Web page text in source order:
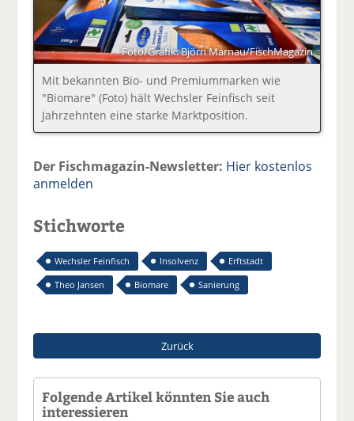
Foto/Grafik: Björn Marnau/FischMagazin
Mit bekannten Bio- und Premiummarken wie
"Biomare" (Foto) hält Wechsler Feinfisch seit
Jahrzehnten eine starke Marktposition.
Der Fischmagazin-Newsletter: Hier kostenlos
anmelden
Stichworte
Wechsler Feinfisch Insolvenz
Erftstadt
Theo Jansen
Biomare Sanierung
Zurück
Folgende Artikel könnten Sie auch
interessieren